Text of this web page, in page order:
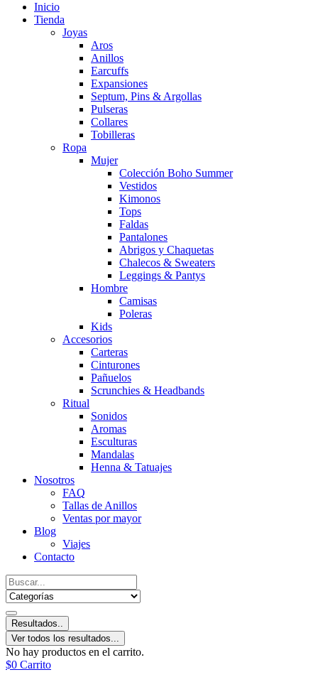
Inicio
Tienda
Joyas
Aros
Anillos
Earcuffs
Expansiones
Septum, Pins & Argollas
Pulseras
Collares
Tobilleras
Ropa
Mujer
Colección Boho Summer
Vestidos
Kimonos
Tops
Faldas
Pantalones
Abrigos y Chaquetas
Chalecos & Sweaters
Leggings & Pantys
Hombre
Camisas
Poleras
Kids
Accesorios
Carteras
Cinturones
Pañuelos
Scrunchies & Headbands
Ritual
Sonidos
Aromas
Esculturas
Mandalas
Henna & Tatuajes
Nosotros
FAQ
Tallas de Anillos
Ventas por mayor
Blog
Viajes
Contacto
Resultados..
Ver todos los resultados...
No hay productos en el carrito.
$0 Carrito